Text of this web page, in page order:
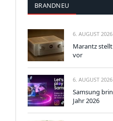
BRANDNEU
6. AUGUST 2026
Marantz stellt
vor
6. AUGUST 2026
Samsung
Jahr 2026